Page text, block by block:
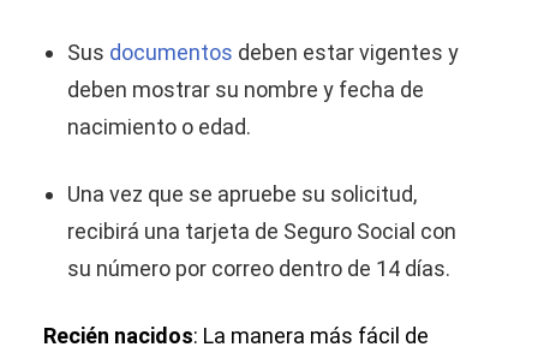
Sus documentos deben estar vigentes y
deben mostrar su nombre y fecha de
nacimiento o edad.
Una vez que se apruebe su solicitud,
recibirá una tarjeta de Seguro Social con
su número por correo dentro de 14 días.
Recién nacidos: La manera más fácil de